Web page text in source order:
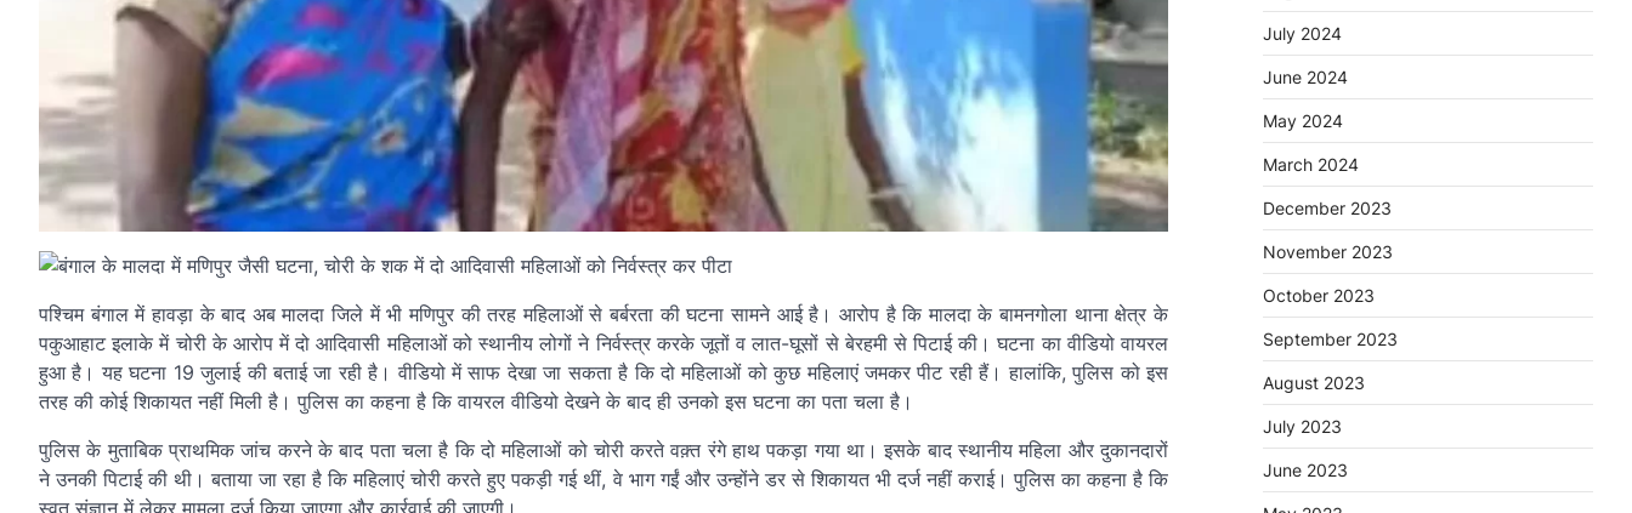
पश्चिम बंगाल में हावड़ा के बाद अब मालदा जिले में भी मणिपुर की तरह महिलाओं से बर्बरता की घटना सामने आई है। आरोप है कि मालदा के बामनगोला थाना क्षेत्र के
पकुआहाट इलाके में चोरी के आरोप में दो आदिवासी महिलाओं को स्थानीय लोगों ने निर्वस्त्र करके जूतों व लात-घूसों से बेरहमी से पिटाई की। घटना का वीडियो वायरल
हुआ है। यह घटना 19 जुलाई की बताई जा रही है। वीडियो में साफ देखा जा सकता है कि दो महिलाओं को कुछ महिलाएं जमकर पीट रही हैं। हालांकि, पुलिस को इस
तरह की कोई शिकायत नहीं मिली है। पुलिस का कहना है कि वायरल वीडियो देखने के बाद ही उनको इस घटना का पता चला है।
पुलिस के मुताबिक प्राथमिक जांच करने के बाद पता चला है कि दो महिलाओं को चोरी करते वक़्त रंगे हाथ पकड़ा गया था। इसके बाद स्थानीय महिला और दुकानदारों
ने उनकी पिटाई की थी। बताया जा रहा है कि महिलाएं चोरी करते हुए पकड़ी गई थीं, वे भाग गईं और उन्होंने डर से शिकायत भी दर्ज नहीं कराई। पुलिस का कहना है कि
July 2024
June 2024
May 2024
March 2024
December 2023
November 2023
October 2023
September 2023
August 2023
July 2023
June 2023